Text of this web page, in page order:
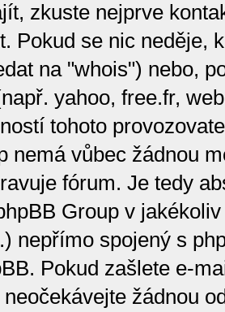
zkuste nejprve
Pokud se nic neděje,
na "whois") nebo,
yahoo, free.fr,
tohoto
nemá vůbec žádnou
fórum. Je tedy
Group v
nepřímo spojený s
Pokud zašlete e-
žádnou